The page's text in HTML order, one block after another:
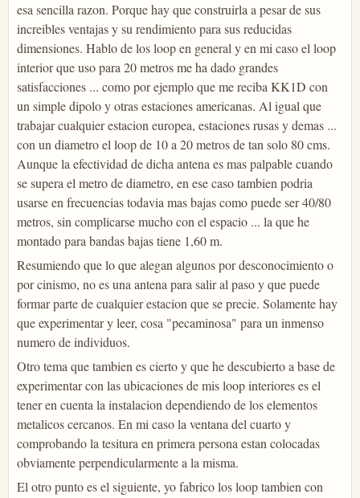
esa sencilla razon. Porque hay que construirla a pesar de sus
increibles ventajas y su rendimiento para sus reducidas
dimensiones. Hablo de los loop en general y en mi caso el loop
interior que uso para 20 metros me ha dado grandes
satisfacciones ... como por ejemplo que me reciba KK1D con
un simple dipolo y otras estaciones americanas. Al igual que
trabajar cualquier estacion europea, estaciones rusas y demas ...
con un diametro el loop de 10 a 20 metros de tan solo 80 cms.
Aunque la efectividad de dicha antena es mas palpable cuando
se supera el metro de diametro, en ese caso tambien podria
usarse en frecuencias todavia mas bajas como puede ser 40/80
metros, sin complicarse mucho con el espacio ... la que he
montado para bandas bajas tiene 1,60 m.
Resumiendo que lo que alegan algunos por desconocimiento o
por cinismo, no es una antena para salir al paso y que puede
formar parte de cualquier estacion que se precie. Solamente hay
que experimentar y leer, cosa "pecaminosa" para un inmenso
numero de individuos.
Otro tema que tambien es cierto y que he descubierto a base de
experimentar con las ubicaciones de mis loop interiores es el
tener en cuenta la instalacion dependiendo de los elementos
metalicos cercanos. En mi caso la ventana del cuarto y
comprobando la tesitura en primera persona estan colocadas
obviamente perpendicularmente a la misma.
El otro punto es el siguiente, yo fabrico los loop tambien con